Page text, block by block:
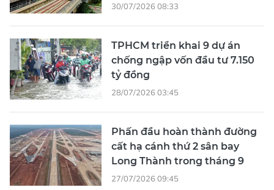
30/07/2026 08:33
TPHCM triển khai 9 dự án
chống ngập vốn đầu tư 7.150
tỷ đồng
28/07/2026 03:45
Phấn đầu hoàn thành đường
cất hạ cánh thứ 2 sân bay
Long Thành trong tháng 9
27/07/2026 09:45